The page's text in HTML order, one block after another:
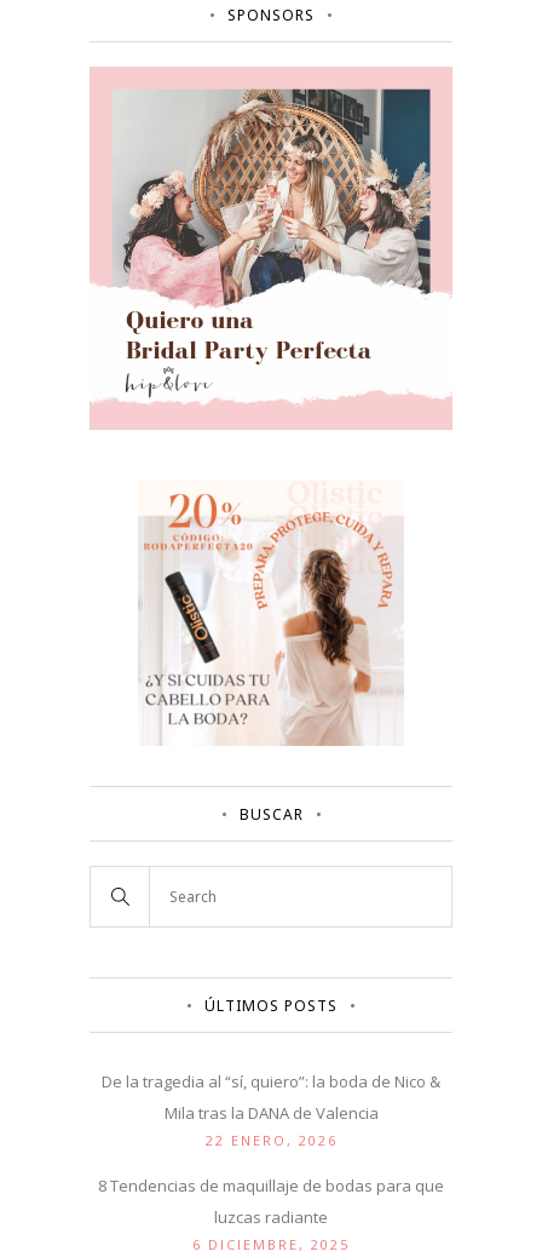
SPONSORS
BUSCAR
ÚLTIMOS POSTS
De la tragedia al “sí, quiero”: la boda de Nico &
Mila tras la DANA de Valencia
22 ENERO, 2026
8 Tendencias de maquillaje de bodas para que
luzcas radiante
6 DICIEMBRE, 2025